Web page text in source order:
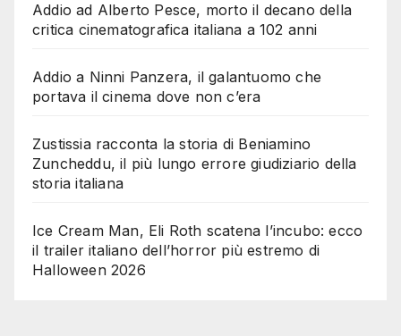
Addio ad Alberto Pesce, morto il decano della
critica cinematografica italiana a 102 anni
Addio a Ninni Panzera, il galantuomo che
portava il cinema dove non c’era
Zustissia racconta la storia di Beniamino
Zuncheddu, il più lungo errore giudiziario della
storia italiana
Ice Cream Man, Eli Roth scatena l’incubo: ecco
il trailer italiano dell’horror più estremo di
Halloween 2026